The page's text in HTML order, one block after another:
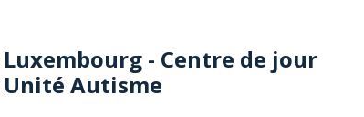
- Centre de jour
Autisme